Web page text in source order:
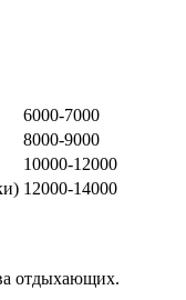
6000-7000
8000-9000
10000-12000
12000-14000
отдыхающих.